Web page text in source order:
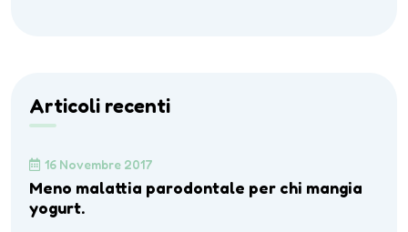
Articoli recenti
16 Novembre 2017
Meno malattia parodontale per chi mangia
yogurt.